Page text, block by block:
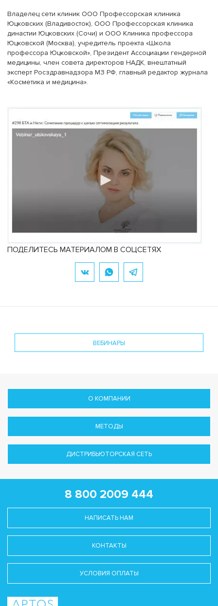
Владелец сети клиник ООО Профессорская клиника
Юцковских (Владивосток), ООО Профессорская клиника
династии Юцковских (Сочи) и ООО Клиника профессора
Юцковской (Москва), учредитель проекта «Школа
профессора Юцковской», Президент Ассоциации гендерной
медицины, член совета директоров НАДК, внештатный
эксперт Росздравнадзора МЗ РФ, главный редактор журнала
«Косметика и медицина».
ПОДЕЛИТЕСЬ МАТЕРИАЛОМ В СОЦСЕТЯХ
ВЕБИНАРЫ
О КОМПАНИИ
МЕТОДЫ
ДИСТРИБЬЮТОРСКАЯ СЕТЬ
8 800 2009 444
НАПИСАТЬ НАМ
КОНТАКТЫ
УСЛОВИЯ ОПЛАТЫ